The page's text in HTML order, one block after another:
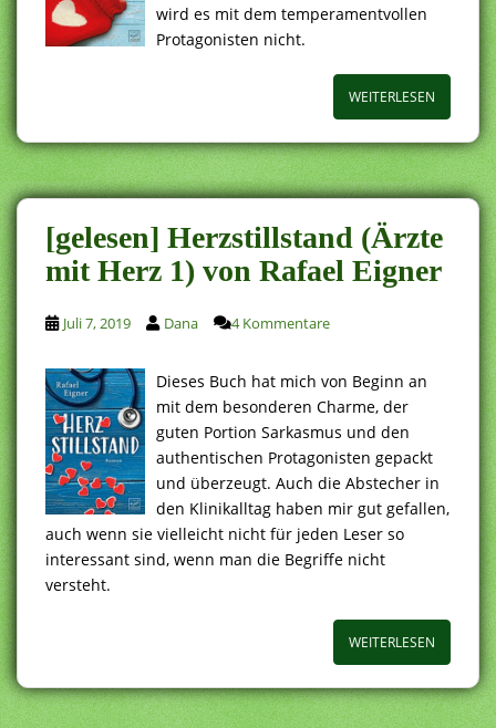
wird es mit dem temperamentvollen
Protagonisten nicht.
WEITERLESEN
[gelesen] Herzstillstand (Ärzte
mit Herz 1) von Rafael Eigner
Juli 7, 2019 Dana 4 Kommentare
Dieses Buch hat mich von Beginn an
mit dem besonderen Charme, der
guten Portion Sarkasmus und den
authentischen Protagonisten gepackt
und überzeugt. Auch die Abstecher in
den Klinikalltag haben mir gut gefallen,
auch wenn sie vielleicht nicht für jeden Leser so
interessant sind, wenn man die Begriffe nicht
versteht.
WEITERLESEN